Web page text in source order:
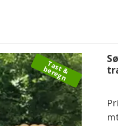
T
a
s
t
&
b
e
r
e
g
n